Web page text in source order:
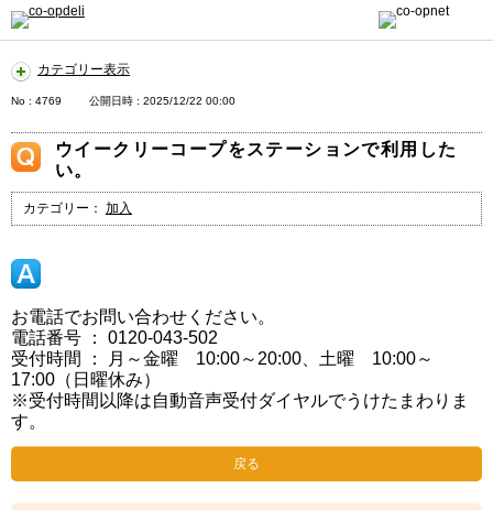
カテゴリー表示
No : 4769 公開日時 : 2025/12/22 00:00
ウイークリーコープをステーションで利用した
い。
カテゴリー： 加入
お電話でお問い合わせください。
電話番号 ： 0120-043-502
受付時間 ： 月～金曜 10:00～20:00、土曜 10:00～
17:00（日曜休み）
※受付時間以降は自動音声受付ダイヤルでうけたまわりま
す。
戻る